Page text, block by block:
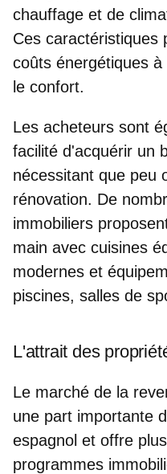
chauffage et de
Ces caractéristiques
coûts énergétiques
le confort.
Les acheteurs sont
facilité d'acquérir un
nécessitant que peu
rénovation. De
immobiliers
main avec cuisines
modernes et
piscines, salles de
L'attrait des
Le marché de la
une part importante
espagnol et offre
programmes